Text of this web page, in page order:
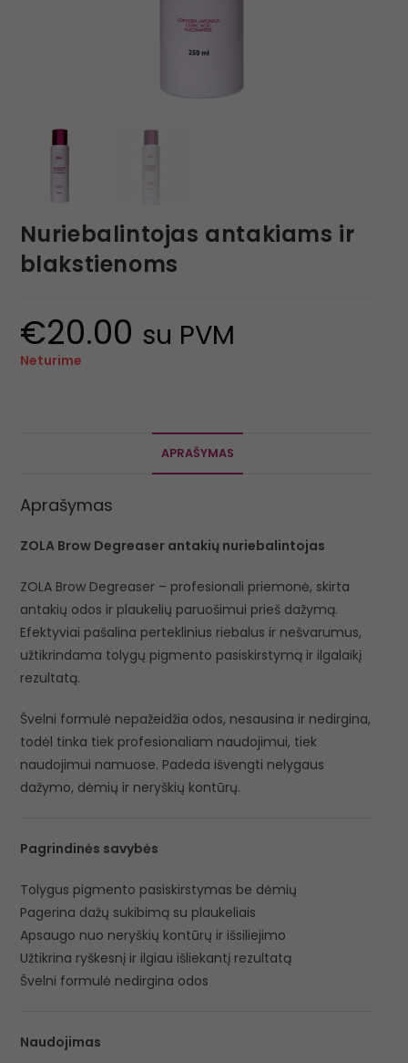
Nuriebalintojas antakiams ir
blakstienoms
€20.00 su PVM
Neturime
APRAŠYMAS
Aprašymas
ZOLA Brow Degreaser antakių nuriebalintojas
ZOLA Brow Degreaser – profesionali priemonė, skirta
antakių odos ir plaukelių paruošimui prieš dažymą.
Efektyviai pašalina perteklinius riebalus ir nešvarumus,
užtikrindama tolygų pigmento pasiskirstymą ir ilgalaikį
rezultatą.
Švelni formulė nepažeidžia odos, nesausina ir nedirgina,
todėl tinka tiek profesionaliam naudojimui, tiek
naudojimui namuose. Padeda išvengti nelygaus
dažymo, dėmių ir neryškių kontūrų.
Pagrindinės savybės
Tolygus pigmento pasiskirstymas be dėmių
Pagerina dažų sukibimą su plaukeliais
Apsaugo nuo neryškių kontūrų ir išsiliejimo
Užtikrina ryškesnį ir ilgiau išliekantį rezultatą
Švelni formulė nedirgina odos
Naudojimas